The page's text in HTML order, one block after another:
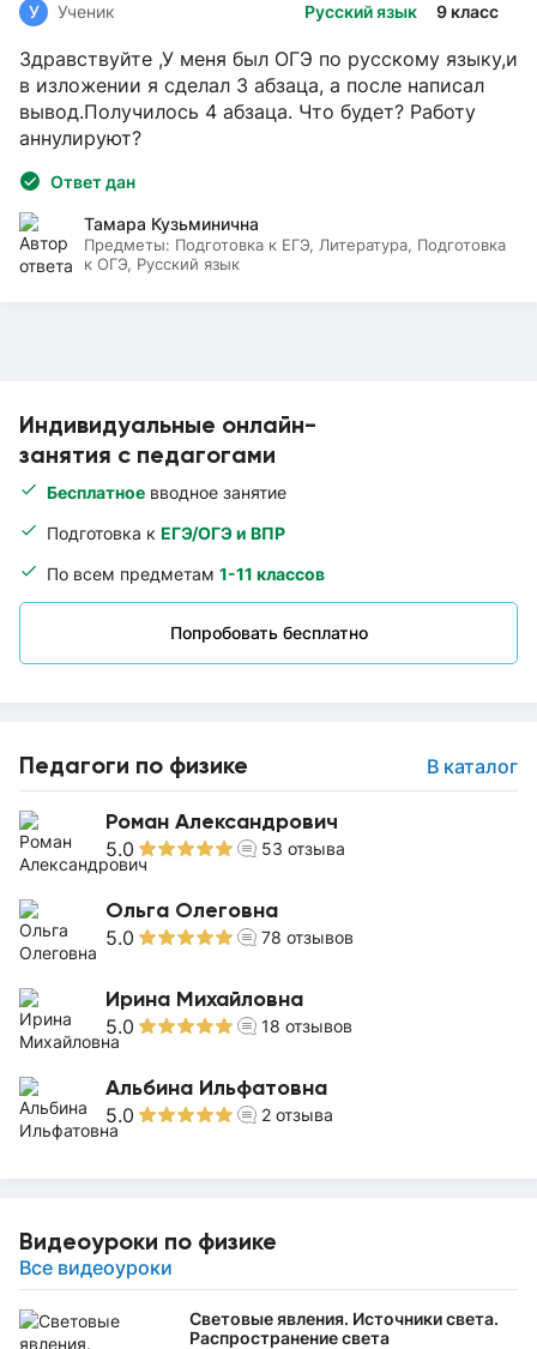
Индивидуальные онлайн-
занятия с педагогами
Бесплатное вводное занятие
Подготовка к ЕГЭ/ОГЭ и ВПР
По всем предметам 1-11 классов
Попробовать бесплатно
Педагоги по физике В каталог
Роман Александрович
5.0 53 отзыва
Ольга Олеговна
5.0 78 отзывов
Ирина Михайловна
5.0 18 отзывов
Альбина Ильфатовна
5.0 2 отзыва
Видеоуроки по физике
Все видеоуроки
Световые явления. Источники света.
Распространение света
Русский язык 9 класс
У Ученик
Здравствуйте ,У меня был ОГЭ по русскому языку,и
в изложении я сделал 3 абзаца, а после написал
вывод.Получилось 4 абзаца. Что будет? Работу
аннулируют?
Ответ дан
Тамара Кузьминична
Предметы: Подготовка к ЕГЭ, Литература, Подготовка
к ОГЭ, Русский язык